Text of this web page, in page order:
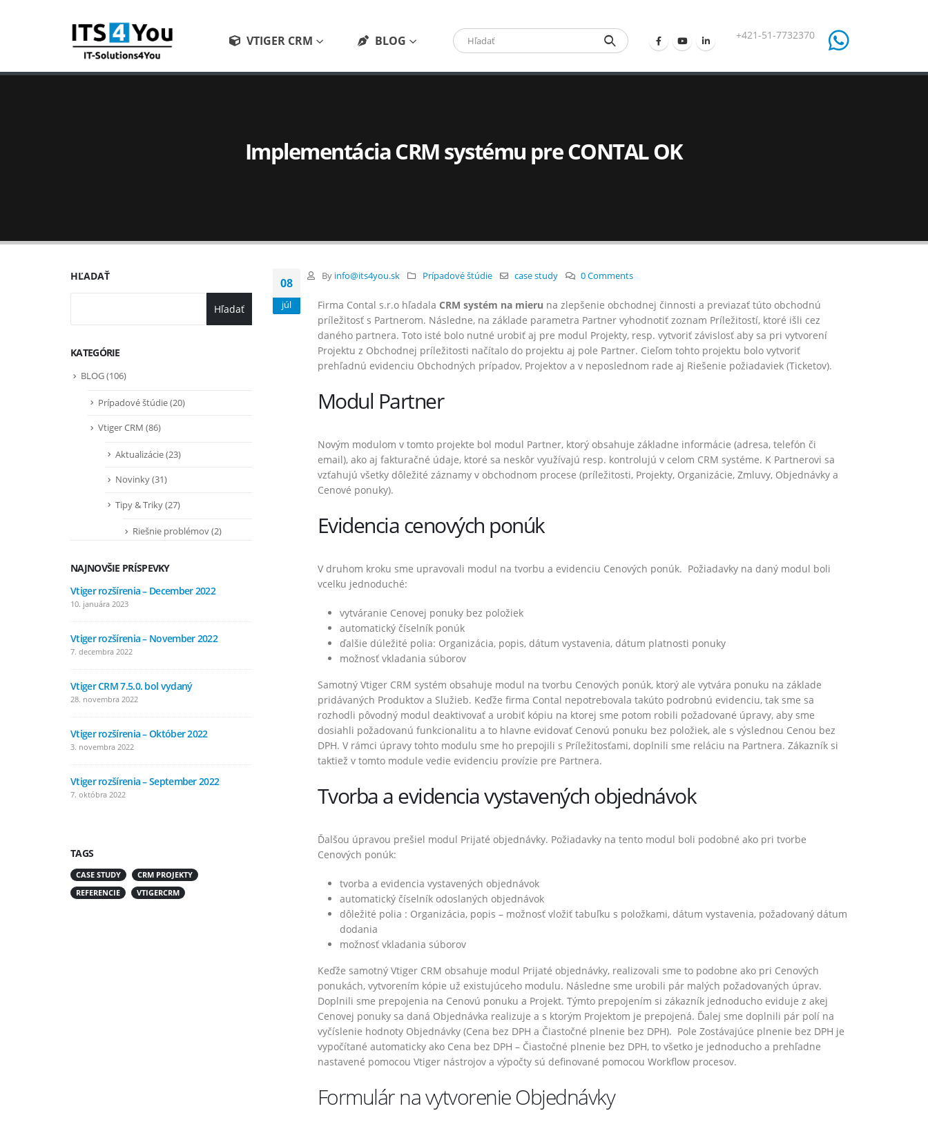
VTIGER CRM BLOG +421-51-7732370
Implementácia CRM systému pre CONTAL OK
08
júl
By info@its4you.sk Prípadové štúdie case study 0 Comments
Firma Contal s.r.o hľadala CRM systém na mieru na zlepšenie obchodnej činnosti a previazať túto obchodnú
príležitosť s Partnerom. Následne, na základe parametra Partner vyhodnotiť zoznam Príležitostí, ktoré išli cez
daného partnera. Toto isté bolo nutné urobiť aj pre modul Projekty, resp. vytvoriť závislosť aby sa pri vytvorení
Projektu z Obchodnej príležitosti načítalo do projektu aj pole Partner. Cieľom tohto projektu bolo vytvoriť
prehľadnú evidenciu Obchodných prípadov, Projektov a v neposlednom rade aj Riešenie požiadaviek (Ticketov).
Modul Partner
Novým modulom v tomto projekte bol modul Partner, ktorý obsahuje základne informácie (adresa, telefón či
email), ako aj fakturačné údaje, ktoré sa neskôr využívajú resp. kontrolujú v celom CRM systéme. K Partnerovi sa
vzťahujú všetky dôležité záznamy v obchodnom procese (príležitosti, Projekty, Organizácie, Zmluvy, Objednávky a
Cenové ponuky).
Evidencia cenových ponúk
V druhom kroku sme upravovali modul na tvorbu a evidenciu Cenových ponúk. Požiadavky na daný modul boli
vcelku jednoduché:
vytváranie Cenovej ponuky bez položiek
automatický číselník ponúk
ďalšie dúležité polia: Organizácia, popis, dátum vystavenia, dátum platnosti ponuky
možnosť vkladania súborov
Samotný Vtiger CRM systém obsahuje modul na tvorbu Cenových ponúk, ktorý ale vytvára ponuku na základe
pridávaných Produktov a Služieb. Keďže firma Contal nepotrebovala takúto podrobnú evidenciu, tak sme sa
rozhodli pôvodný modul deaktivovať a urobiť kópiu na ktorej sme potom robili požadované úpravy, aby sme
dosiahli požadovanú funkcionalitu a to hlavne evidovať Cenovú ponuku bez položiek, ale s výslednou Cenou bez
DPH. V rámci úpravy tohto modulu sme ho prepojili s Príležitosťami, doplnili sme reláciu na Partnera. Zákazník si
taktiež v tomto module vedie evidenciu provízie pre Partnera.
Tvorba a evidencia vystavených objednávok
Ďalšou úpravou prešiel modul Prijaté objednávky. Požiadavky na tento modul boli podobné ako pri tvorbe
Cenových ponúk:
tvorba a evidencia vystavených objednávok
automatický číselník odoslaných objednávok
dôležité polia : Organizácia, popis – možnosť vložiť tabuľku s položkami, dátum vystavenia, požadovaný dátum
dodania
možnosť vkladania súborov
Keďže samotný Vtiger CRM obsahuje modul Prijaté objednávky, realizovali sme to podobne ako pri Cenových
ponukách, vytvorením kópie už existujúceho modulu. Následne sme urobili pár malých požadovaných úprav.
Doplnili sme prepojenia na Cenovú ponuku a Projekt. Týmto prepojením si zákazník jednoducho eviduje z akej
Cenovej ponuky sa daná Objednávka realizuje a s ktorým Projektom je prepojená. Ďalej sme doplnili pár polí na
vyčíslenie hodnoty Objednávky (Cena bez DPH a Čiastočné plnenie bez DPH). Pole Zostávajúce plnenie bez DPH je
vypočítané automaticky ako Cena bez DPH – Čiastočné plnenie bez DPH, to všetko je jednoducho a prehľadne
nastavené pomocou Vtiger nástrojov a výpočty sú definované pomocou Workflow procesov.
Formulár na vytvorenie Objednávky
HĽADAŤ
Hľadať
KATEGÓRIE
BLOG(106)
Prípadové štúdie(20)
Vtiger CRM (86)
Aktualizácie(23)
Novinky(31)
Tipy & Triky(27)
Riešnie problémov(2)
NAJNOVŠIE PRÍSPEVKY
Vtiger rozšírenia – December 2022
10. januára 2023
Vtiger rozšírenia – November 2022
7. decembra 2022
Vtiger CRM 7.5.0. bol vydaný
28. novembra 2022
Vtiger rozšírenia – Október 2022
3. novembra 2022
Vtiger rozšírenia – September 2022
7. októbra 2022
Vtiger rozšírenia – August 2022
Vtiger rozšírenia – Júl 2022
Vtiger rozšírenia – Jún 2022
Vtiger rozšírenia – Máj 2022
Vtiger rozšírenia – Február 2022
9. marca 2022
Vtiger rozšírenia – Január 2022
7. februára 2022
Vtiger rozšírenia – December 2021
6. januára 2022
7. decembra 2021
TAGS
CASE STUDY
CRM PROJEKTY
REFERENCIE
VTIGERCRM